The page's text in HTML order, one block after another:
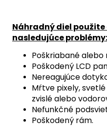
Náhradný diel
nasledujúce problémy:
Poškriabané alebo
Poškodený LCD
Nereagujúce
Mŕtve pixely,
zvislé alebo
Nefunkčné
Poškodený rám.